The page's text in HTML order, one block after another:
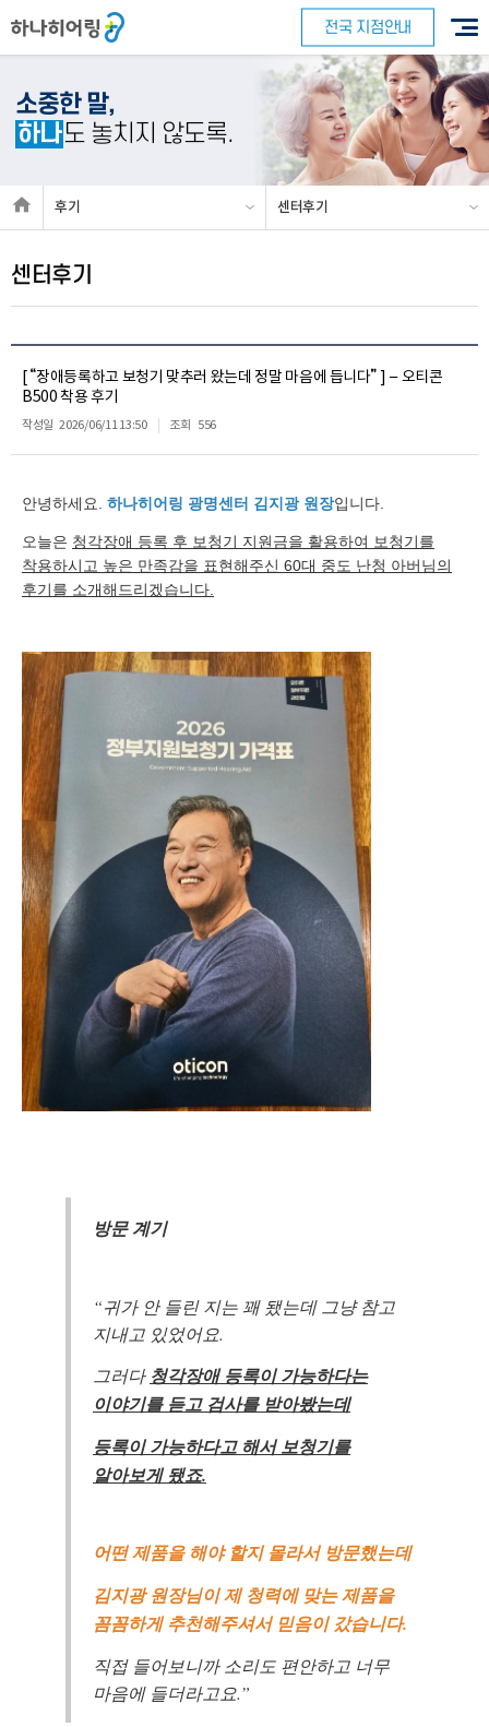
전국 지점안내
소중한 말,
하나도 놓치지 않도록.
후기 센터후기
센터후기
[ “장애등록하고 보청기 맞추러 왔는데 정말 마음에 듭니다” ] – 오티콘
B500 착용 후기
작성일 2026/06/11 13:50 조회 556
안녕하세요. 하나히어링 광명센터 김지광 원장입니다.
오늘은 청각장애 등록 후 보청기 지원금을 활용하여 보청기를
착용하시고 높은 만족감을 표현해주신 60대 중도 난청 아버님의
후기를 소개해드리겠습니다.
방문 계기
“귀가 안 들린 지는 꽤 됐는데 그냥 참고
지내고 있었어요.
그러다 청각장애 등록이 가능하다는
이야기를 듣고 검사를 받아봤는데
등록이 가능하다고 해서 보청기를
알아보게 됐죠.
어떤 제품을 해야 할지 몰라서 방문했는데
김지광 원장님이 제 청력에 맞는 제품을
꼼꼼하게 추천해주셔서 믿음이 갔습니다.
직접 들어보니까 소리도 편안하고 너무
마음에 들더라고요.”